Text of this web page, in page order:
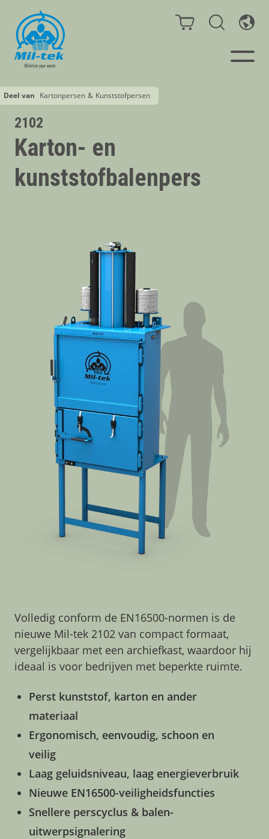
Deel van Kartonpersen & Kunststofpersen
Balenpersen en compactors
Materialen
2102
Karton- en
kunststofbalenpers
Volledig conform de EN16500-normen is de
nieuwe Mil-tek 2102 van compact formaat,
vergelijkbaar met een archiefkast, waardoor hij
ideaal is voor bedrijven met beperkte ruimte.
Perst kunststof, karton en ander
materiaal
Ergonomisch, eenvoudig, schoon en
veilig
Laag geluidsniveau, laag energieverbruik
Nieuwe EN16500-veiligheidsfuncties
Snellere perscyclus & balen-
uitwerpsignalering